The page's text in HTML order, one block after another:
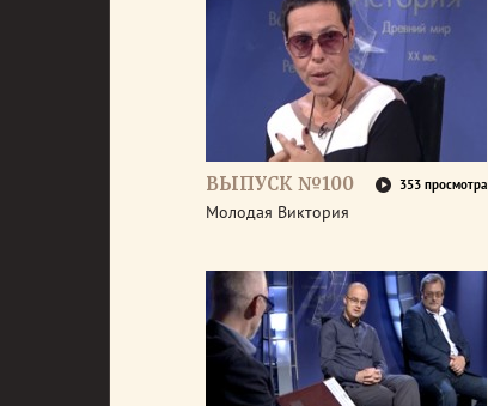
ВЫПУСК №100 353 просмотра
Молодая Виктория